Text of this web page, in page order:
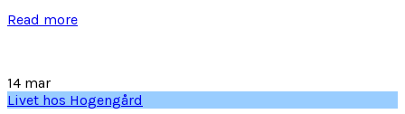
Read more
14 mar
Livet hos Hogengård